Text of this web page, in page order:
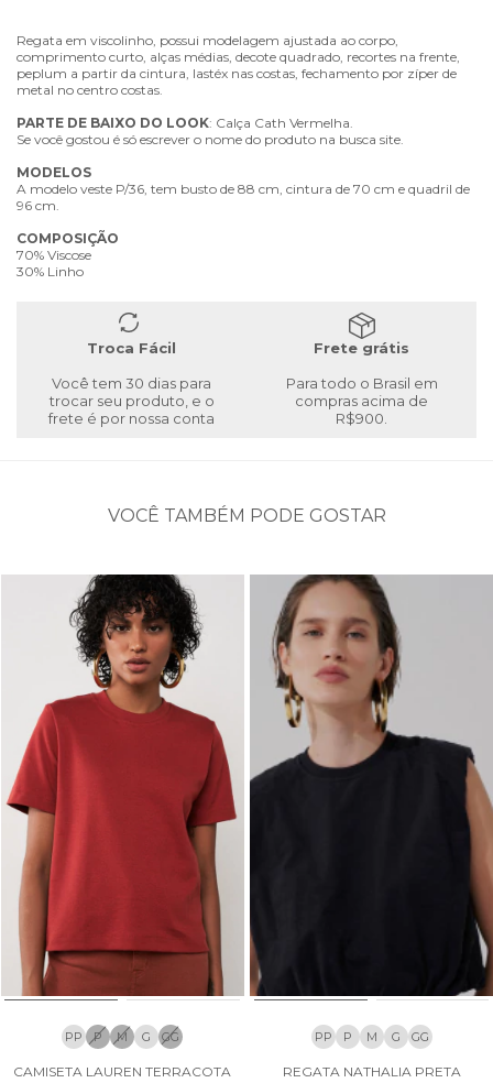
Regata em viscolinho, possui modelagem ajustada ao corpo,
comprimento curto, alças médias, decote quadrado, recortes na frente,
peplum a partir da cintura, lastéx nas costas, fechamento por zíper de
metal no centro costas.
PARTE DE BAIXO DO LOOK: Calça Cath Vermelha.
Se você gostou é só escrever o nome do produto na busca site.
MODELOS
A modelo veste P/36, tem busto de 88 cm, cintura de 70 cm e quadril de
96 cm.
COMPOSIÇÃO
70% Viscose
30% Linho
Troca Fácil
Você tem 30 dias para
trocar seu produto, e o
frete é por nossa conta
Frete grátis
Para todo o Brasil em
compras acima de
R$900.
VOCÊ TAMBÉM PODE GOSTAR
PP P M G GG
CAMISETA LAUREN TERRACOTA
PP P M G GG
REGATA NATHALIA PRETA